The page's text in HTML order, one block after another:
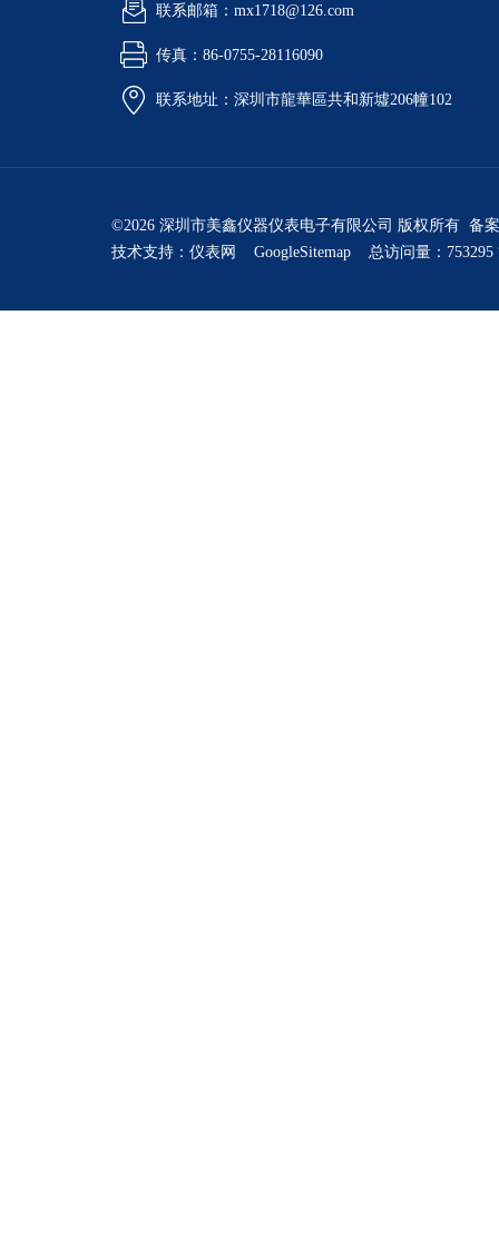
联系邮箱：mx1718@126.com
传真：86-0755-28116090
联系地址：深圳市龍華區共和新墟206幢102
©2026 深圳市美鑫仪器仪表电子有限公司 版权所有 备
技术支持： 仪表网 GoogleSitemap 总访问量：753295